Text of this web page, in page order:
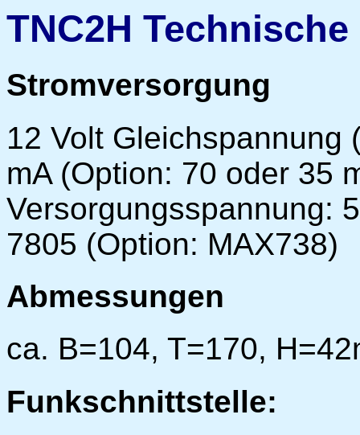
TNC2H Technische
Stromversorgung
12 Volt Gleichspannung
mA (Option: 70 oder 35
Versorgungsspannung:
7805 (Option: MAX738)
Abmessungen
ca. B=104, T=170,
Funkschnittstelle: